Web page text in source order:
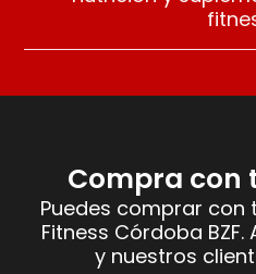
Compra con
Puedes comprar
Fitness Córdoba
y nuestros